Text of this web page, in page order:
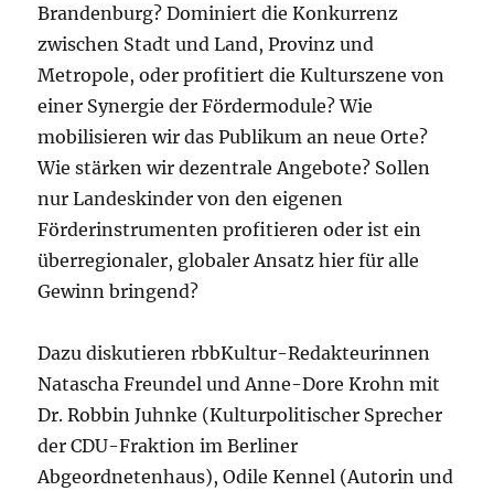
Brandenburg? Dominiert die Konkurrenz
zwischen Stadt und Land, Provinz und
Metropole, oder profitiert die Kulturszene von
einer Synergie der Fördermodule? Wie
mobilisieren wir das Publikum an neue Orte?
Wie stärken wir dezentrale Angebote? Sollen
nur Landeskinder von den eigenen
Förderinstrumenten profitieren oder ist ein
überregionaler, globaler Ansatz hier für alle
Gewinn bringend?
Dazu diskutieren rbbKultur-Redakteurinnen
Natascha Freundel und Anne-Dore Krohn mit
Dr. Robbin Juhnke (Kulturpolitischer Sprecher
der CDU-Fraktion im Berliner
Abgeordnetenhaus), Odile Kennel (Autorin und